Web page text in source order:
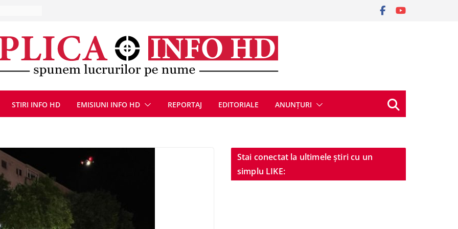
9 august
după
se
STIRI INFO HD EMISIUNI INFO HD REPORTAJ EDITORIALE ANUNȚURI
Stai conectat la ultimele știri cu un
simplu LIKE: